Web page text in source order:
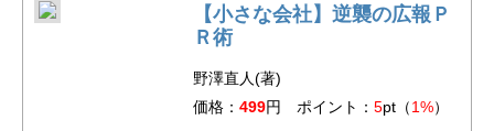
【小さな会社】逆襲の広報Ｐ
Ｒ術
野澤直人(著)
価格： 499円 ポイント： 5pt（1%）